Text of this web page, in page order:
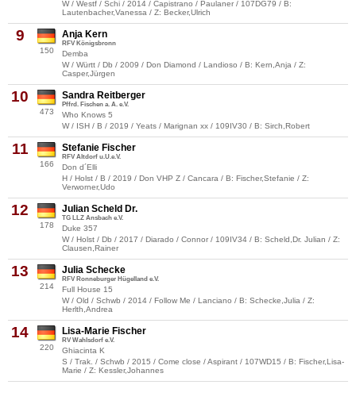
W / Westf / Schi / 2014 / Capistrano / Paulaner / 107DG79 / B:
Lautenbacher,Vanessa / Z: Becker,Ulrich
9
150
Anja Kern
RFV Königsbronn
Demba
W / Württ / Db / 2009 / Don Diamond / Landioso / B: Kern,Anja / Z:
Casper,Jürgen
10
473
Sandra Reitberger
Pffrd. Fischen a. A. e.V.
Who Knows 5
W / ISH / B / 2019 / Yeats / Marignan xx / 109IV30 / B: Sirch,Robert
11
166
Stefanie Fischer
RFV Altdorf u.U.e.V.
Don d´Elli
H / Holst / B / 2019 / Don VHP Z / Cancara / B: Fischer,Stefanie / Z:
Verworner,Udo
12
178
Julian Scheld Dr.
TG LLZ Ansbach e.V.
Duke 357
W / Holst / Db / 2017 / Diarado / Connor / 109IV34 / B: Scheld,Dr. Julian / Z:
Clausen,Rainer
13
214
Julia Schecke
RFV Ronneburger Hügelland e.V.
Full House 15
W / Old / Schwb / 2014 / Follow Me / Lanciano / B: Schecke,Julia / Z:
Herlth,Andrea
14
220
Lisa-Marie Fischer
RV Wahlsdorf e.V.
Ghiacinta K
S / Trak. / Schwb / 2015 / Come close / Aspirant / 107WD15 / B: Fischer,Lisa-
Marie / Z: Kessler,Johannes